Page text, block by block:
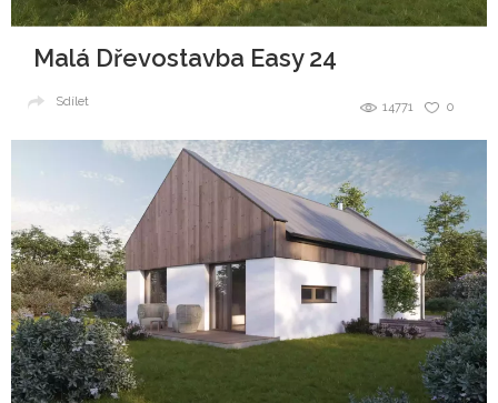
Malá Dřevostavba Easy 24
0
14771
Sdílet